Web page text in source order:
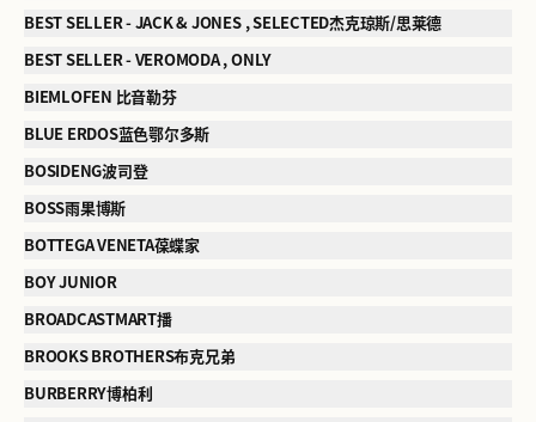
BEST SELLER - JACK & JONES , SELECTED杰克琼斯/思莱德
BEST SELLER - VEROMODA , ONLY
BIEMLOFEN 比音勒芬
BLUE ERDOS蓝色鄂尔多斯
BOSIDENG波司登
BOSS雨果博斯
BOTTEGA VENETA葆蝶家
BOY JUNIOR
BROADCASTMART播
BROOKS BROTHERS布克兄弟
BURBERRY博柏利